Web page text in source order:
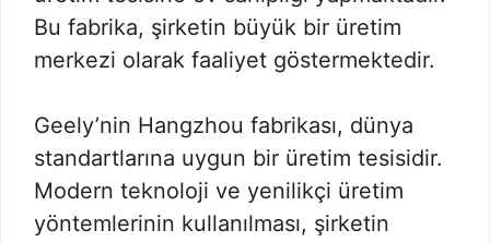
Bu fabrika, şirketin büyük bir üretim
merkezi olarak faaliyet göstermektedir.
Geely’nin Hangzhou fabrikası, dünya
standartlarına uygun bir üretim tesisidir.
Modern teknoloji ve yenilikçi üretim
yöntemlerinin kullanılması, şirketin